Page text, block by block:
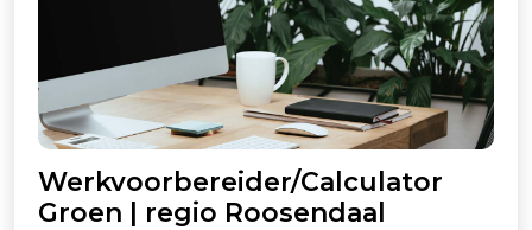
Werkvoorbereider/Calculator
Groen | regio Roosendaal